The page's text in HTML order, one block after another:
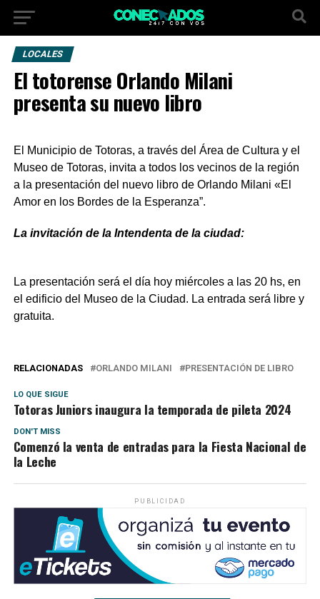
LOCALES
El totorense Orlando Milani
presenta su nuevo libro
El Municipio de Totoras, a través del Área de Cultura y el
Museo de Totoras, invita a todos los vecinos de la región
a la presentación del nuevo libro de Orlando Milani «El
Amor en los Bordes de la Esperanza”.
La invitación de la Intendenta de la ciudad:
La presentación será el día hoy miércoles a las 20 hs, en
el edificio del Museo de la Ciudad. La entrada será libre y
gratuita.
RELACIONADAS ORLANDO MILANI PRESENTACIÓN DE LIBRO
LO QUE SIGUE
Totoras Juniors inaugura la temporada de pileta 2024
DON'T MISS
Comenzó la venta de entradas para la Fiesta Nacional de
la Leche
PUBLICIDAD